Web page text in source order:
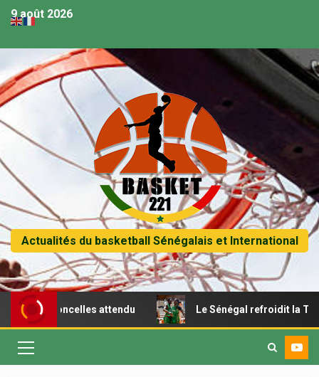
9 août 2026
Actualités du basketball Sénégalais et International
lioncelles attendu Le Sénégal refroidit la Tunisie et